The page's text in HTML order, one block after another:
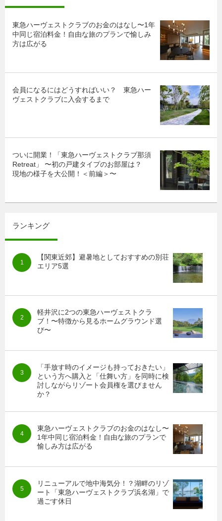
東急ハーヴェストクラブのお金のはなし〜1年
中同じ宿泊料金！自由な旅のプランで愉しみ
方は広がる
会員になるにはどうすればいい？ 東急ハー
ヴェストクラブに入会するまで
ついに開業！「東急ハーヴェストクラブ那須
Retreat」 〜初の戸建タイプのお部屋は？
現地の様子を大公開！＜前編＞〜
ランキング
【関東近郊】避暑地としておすすめの別荘
エリア5選
軽井沢に2つの東急ハーヴェストクラ
ブ！〜特徴から見るホームグラウンド選
び〜
「手放す時のイメージも持っておきたい」
という方へ購入と「仕舞い方」を同時に検
討しながらリゾート会員権を選びません
か？
東急ハーヴェストクラブのお金のはなし〜
1年中同じ宿泊料金！自由な旅のプランで
愉しみ方は広がる
リニューアルで地中海気分！？湖畔のリゾ
ート「東急ハーヴェストクラブ浜名湖」で
過ごす休日